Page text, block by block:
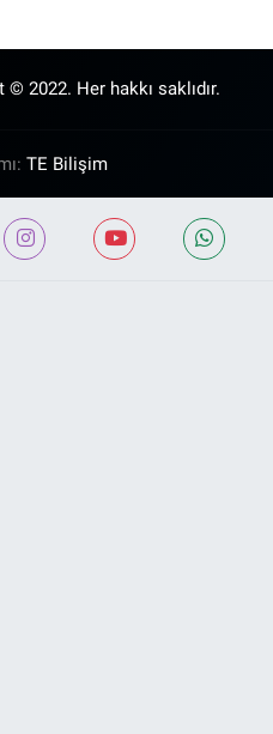
© 2022. Her hakkı saklıdır.
TE Bilişim